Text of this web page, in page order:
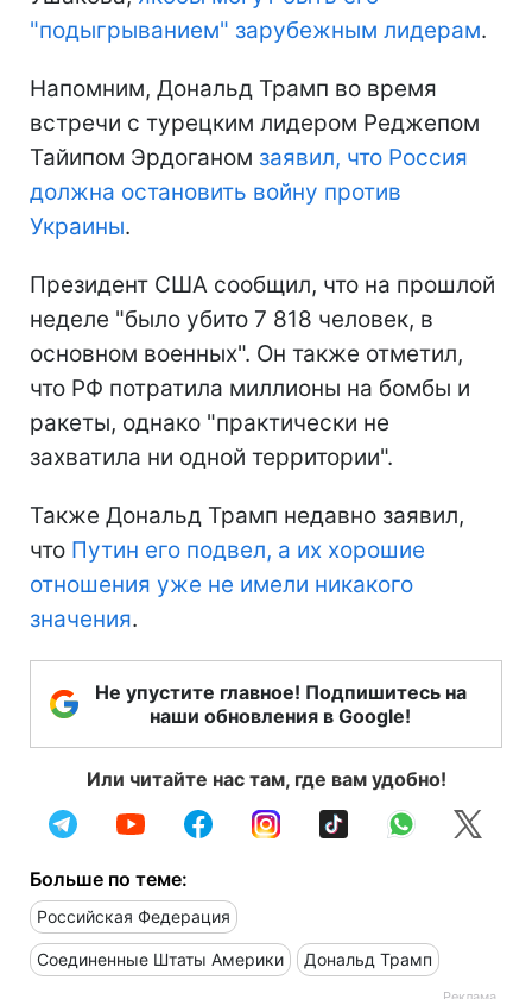
"подыгрыванием" зарубежным лидерам.
Напомним, Дональд Трамп во время
встречи с турецким лидером Реджепом
Тайипом Эрдоганом заявил, что Россия
должна остановить войну против
Украины.
Президент США сообщил, что на прошлой
неделе "было убито 7 818 человек, в
основном военных". Он также отметил,
что РФ потратила миллионы на бомбы и
ракеты, однако "практически не
захватила ни одной территории".
Также Дональд Трамп недавно заявил,
что Путин его подвел, а их хорошие
отношения уже не имели никакого
значения.
Не упустите главное! Подпишитесь на
наши обновления в Google!
Или читайте нас там, где вам удобно!
Больше по теме:
Российская Федерация
Соединенные Штаты Америки Дональд Трамп